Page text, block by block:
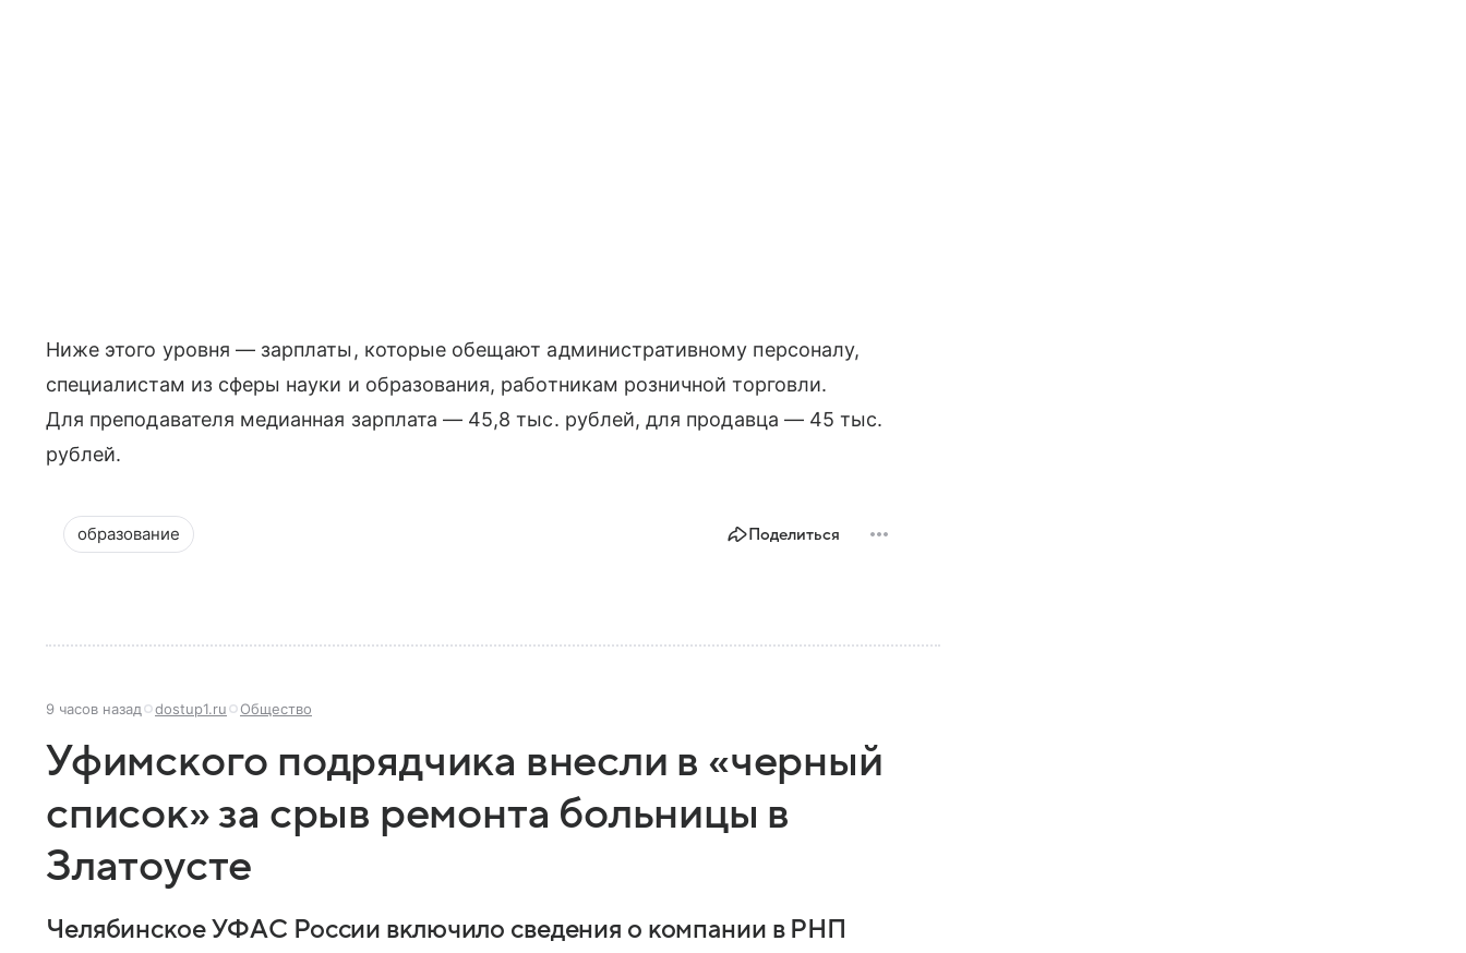
Ниже этого уровня — зарплаты, которые обещают административному персоналу,
специалистам из сферы науки и образования, работникам розничной торговли.
Для преподавателя медианная зарплата — 45,8 тыс. рублей, для продавца — 45 тыс.
рублей.
образование Поделиться
9 часов назад dostup1.ru Общество
Уфимского подрядчика внесли в «черный
список» за срыв ремонта больницы в
Златоусте
Челябинское УФАС России включило сведения о компании в РНП